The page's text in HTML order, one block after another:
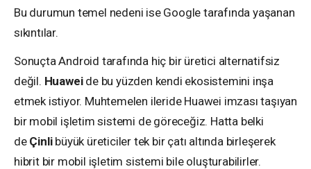
Bu durumun temel nedeni ise Google tarafında yaşanan
sıkıntılar.
Sonuçta Android tarafında hiç bir üretici alternatifsiz
değil. Huaweide bu yüzden kendi ekosistemini inşa
etmek istiyor. Muhtemelen ileride Huawei imzası taşıyan
bir mobil işletim sistemi de göreceğiz. Hatta belki
de Çinlibüyük üreticiler tek bir çatı altında birleşerek
hibrit bir mobil işletim sistemi bile oluşturabilirler.